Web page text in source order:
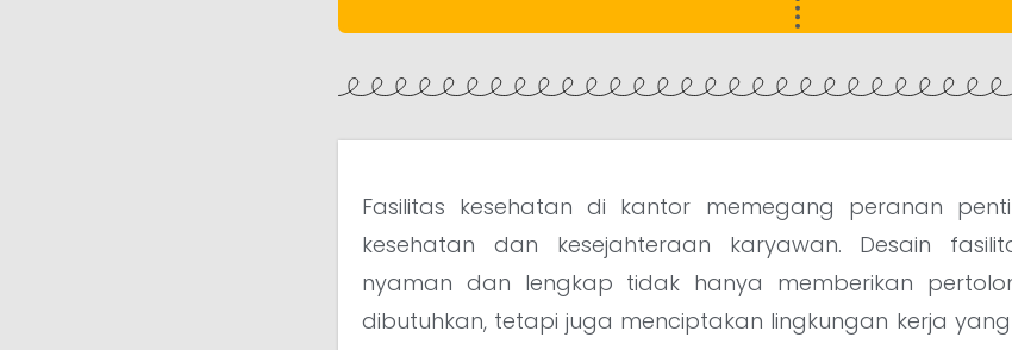
Fasilitas kesehatan di kantor memegang peranan
kesehatan dan kesejahteraan karyawan. Desain
nyaman dan lengkap tidak hanya memberikan
dibutuhkan, tetapi juga menciptakan lingkungan kerja